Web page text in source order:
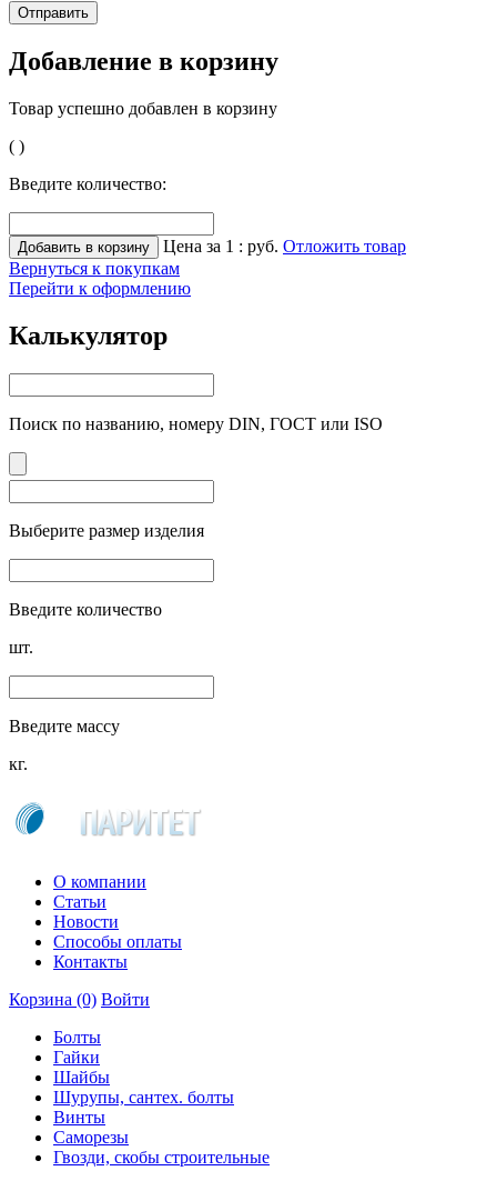
Добавление в корзину
Товар успешно добавлен в корзину
( )
Введите количество:
Цена за 1 : руб. Отложить товар
Вернуться к покупкам
Перейти к оформлению
Калькулятор
Поиск по названию, номеру DIN, ГОСТ или ISO
Выберите размер изделия
Введите количество
шт.
Введите массу
кг.
О компании
Статьи
Новости
Способы оплаты
Контакты
Корзина (0) Войти
Болты
Гайки
Шайбы
Шурупы, сантех. болты
Винты
Саморезы
Гвозди, скобы строительные